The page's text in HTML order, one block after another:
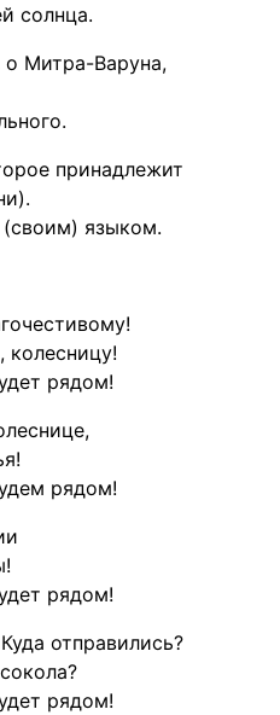
солнца.
о Митра-Варуна,
принадлежит
(своим) языком.
колесницу!
рядом!
рядом!
рядом!
отправились?
рядом!